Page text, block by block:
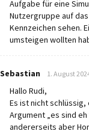
Aufgabe für eine
Nutzergruppe auf
Kennzeichen sehen.
umsteigen wollten
Sebastian says:
1. August
Hallo Rudi,
Es ist nicht
Argument „es sind
andererseits aber